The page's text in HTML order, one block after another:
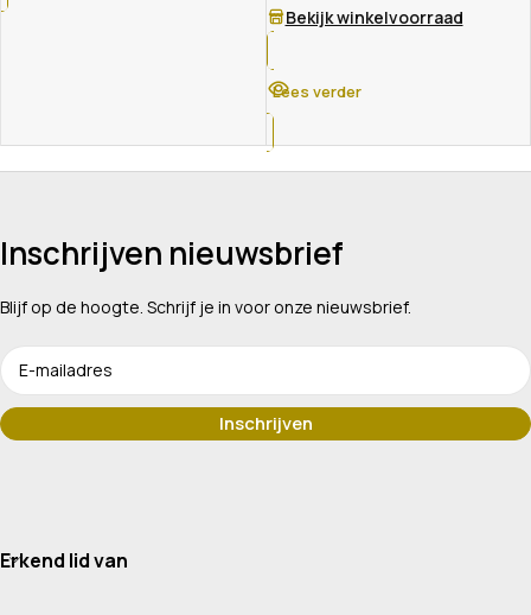
Bekijk winkelvoorraad
Lees verder
Inschrijven nieuwsbrief
Blijf op de hoogte. Schrijf je in voor onze nieuwsbrief.
Erkend lid van